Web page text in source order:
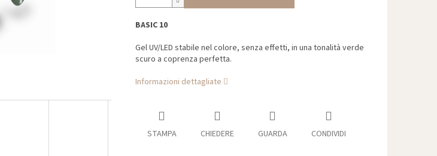
BASIC 10
Gel UV/LED stabile nel colore, senza effetti, in una tonalità verde
scuro a coprenza perfetta.
Informazioni dettagliate
STAMPA CHIEDERE GUARDA CONDIVIDI